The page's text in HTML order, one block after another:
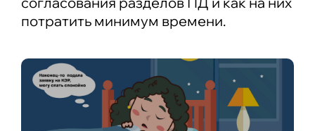
потратить минимум времени.